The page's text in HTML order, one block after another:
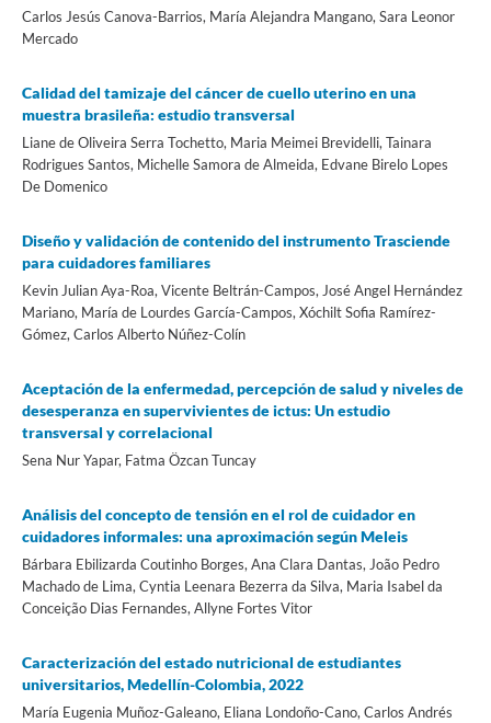
Carlos Jesús Canova-Barrios, María Alejandra Mangano, Sara Leonor
Mercado
Calidad del tamizaje del cáncer de cuello uterino en una
muestra brasileña: estudio transversal
Liane de Oliveira Serra Tochetto, Maria Meimei Brevidelli, Tainara
Rodrigues Santos, Michelle Samora de Almeida, Edvane Birelo Lopes
De Domenico
Diseño y validación de contenido del instrumento Trasciende
para cuidadores familiares
Kevin Julian Aya-Roa, Vicente Beltrán-Campos, José Angel Hernández
Mariano, María de Lourdes García-Campos, Xóchilt Sofia Ramírez-
Gómez, Carlos Alberto Núñez-Colín
Aceptación de la enfermedad, percepción de salud y niveles de
desesperanza en supervivientes de ictus: Un estudio
transversal y correlacional
Sena Nur Yapar, Fatma Özcan Tuncay
Análisis del concepto de tensión en el rol de cuidador en
cuidadores informales: una aproximación según Meleis
Bárbara Ebilizarda Coutinho Borges, Ana Clara Dantas, João Pedro
Machado de Lima, Cyntia Leenara Bezerra da Silva, Maria Isabel da
Conceição Dias Fernandes, Allyne Fortes Vitor
Caracterización del estado nutricional de estudiantes
universitarios, Medellín-Colombia, 2022
María Eugenia Muñoz-Galeano, Eliana Londoño-Cano, Carlos Andrés